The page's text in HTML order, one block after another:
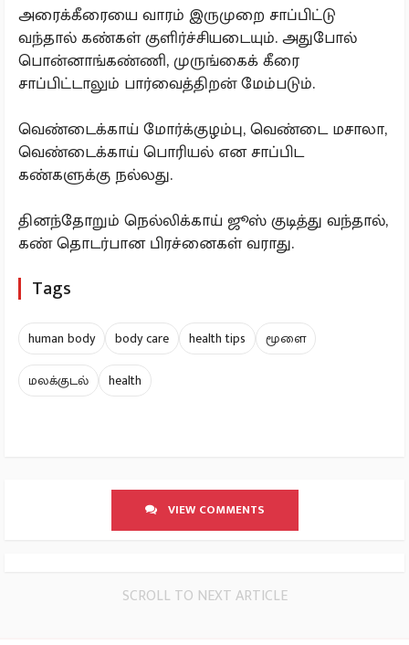
அரைக்கீரையை வாரம் இருமுறை சாப்பிட்டு
வந்தால் கண்கள் குளிர்ச்சியடையும். அதுபோல்
பொன்னாங்கண்ணி, முருங்கைக் கீரை
சாப்பிட்டாலும் பார்வைத்திறன் மேம்படும்.
வெண்டைக்காய் மோர்க்குழம்பு, வெண்டை மசாலா,
வெண்டைக்காய் பொரியல் என சாப்பிட
கண்களுக்கு நல்லது.
தினந்தோறும் நெல்லிக்காய் ஜூஸ் குடித்து வந்தால்,
கண் தொடர்பான பிரச்னைகள் வராது.
Tags
human body body care health tips
மூளை
மலக்குடல்
health
VIEW COMMENTS
SCROLL TO NEXT ARTICLE